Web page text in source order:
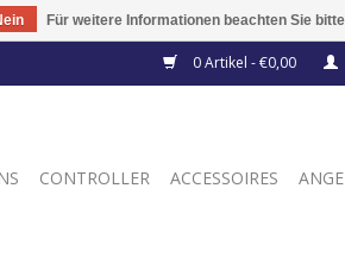
0 Artikel - €0,00
CONTROLLER ACCESSOIRES
Für weitere Informationen beachten Sie